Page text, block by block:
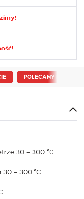
POLECAMY RÓWNIEŻ
30 – 300 °C
30 – 300 °C